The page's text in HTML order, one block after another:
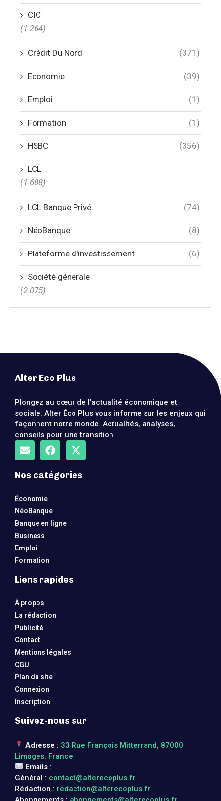
CIC
(1 264)
Crédit Du Nord (371)
Economie (39)
Emploi (1)
Formation (1)
HSBC (356)
LCL
(1 688)
LCL Banque Privé (74)
NéoBanque (8)
Plateforme d'investissement (6)
Société générale
(2 075)
Alter Eco Plus
Plongez au cœur de l’actualité économique et
sociale. Alter Éco Plus vous informe sur les enjeux qui
façonnent notre monde. Actualités, analyses,
conseils pour une transition
Nos catégories
Économie
NéoBanque
Banque en ligne
Business
Emploi
Formation
Liens rapides
À propos
La rédaction
Publicité
Contact
Mentions légales
CGU
Plan du site
Connexion
Inscription
Suivez-nous sur
Adresse : 33 Rue François Mitterrand, 87000
Limoges, France
Emails :
Général : contact@alterecoplus.fr
Rédaction : redaction@alterecoplus.fr